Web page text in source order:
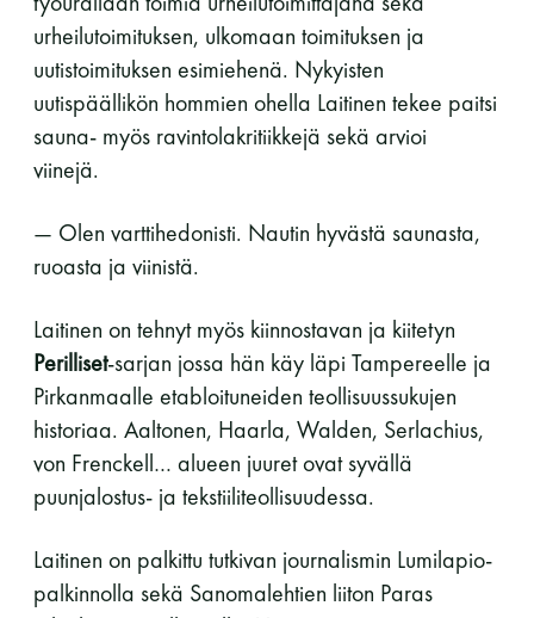
urheilutoimituksen, ulkomaan toimituksen ja
uutistoimituksen esimiehenä. Nykyisten
uutispäällikön hommien ohella Laitinen tekee paitsi
sauna- myös ravintolakritiikkejä sekä arvioi
viinejä.
— Olen varttihedonisti. Nautin hyvästä saunasta,
ruoasta ja viinistä.
Laitinen on tehnyt myös kiinnostavan ja kiitetyn
Perilliset-sarjan jossa hän käy läpi Tampereelle ja
Pirkanmaalle etabloituneiden teollisuussukujen
historiaa. Aaltonen, Haarla, Walden, Serlachius,
von Frenckell… alueen juuret ovat syvällä
puunjalostus- ja tekstiiliteollisuudessa.
Laitinen on palkittu tutkivan journalismin Lumilapio-
palkinnolla sekä Sanomalehtien liiton Paras